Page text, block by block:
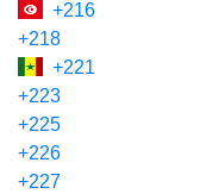
+216
+218
+221
+223
+225
+226
+227